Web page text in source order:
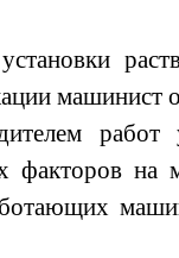
машинист
работ
факторов на